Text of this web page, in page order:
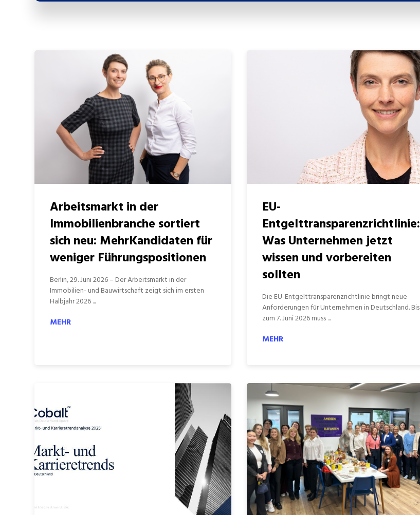
Arbeitsmarkt in der
Immobilienbranche sortiert
sich neu: MehrKandidaten für
weniger Führungspositionen
Berlin, 29. Juni 2026 – Der Arbeitsmarkt in der
Immobilien- und Bauwirtschaft zeigt sich im ersten
Halbjahr 2026 ...
MEHR
EU-
Entgelttransparenzrichtlinie:
Was Unternehmen jetzt
wissen und vorbereiten
sollten
Die EU-Entgelttransparenzrichtlinie bringt neue
Anforderungen für Unternehmen in Deutschland. Bis
zum 7. Juni 2026 muss ...
MEHR